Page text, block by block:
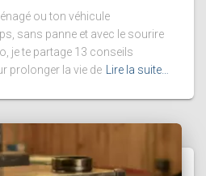
ou ton véhicule
sans panne et avec le sourire
je te partage 13 conseils
prolonger la vie de Lire la suite…